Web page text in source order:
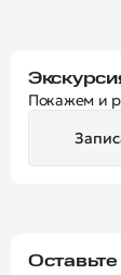
Покажем и